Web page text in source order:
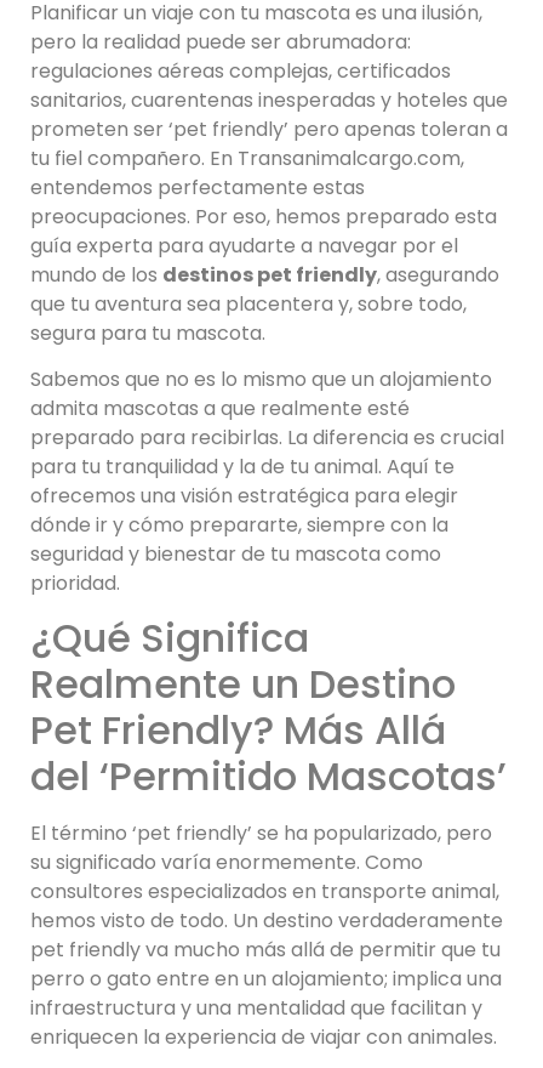
Planificar un viaje con tu mascota es una ilusión,
pero la realidad puede ser abrumadora:
regulaciones aéreas complejas, certificados
sanitarios, cuarentenas inesperadas y hoteles que
prometen ser ‘pet friendly’ pero apenas toleran a
tu fiel compañero. En Transanimalcargo.com,
entendemos perfectamente estas
preocupaciones. Por eso, hemos preparado esta
guía experta para ayudarte a navegar por el
mundo de los destinos pet friendly, asegurando
que tu aventura sea placentera y, sobre todo,
segura para tu mascota.
Sabemos que no es lo mismo que un alojamiento
admita mascotas a que realmente esté
preparado para recibirlas. La diferencia es crucial
para tu tranquilidad y la de tu animal. Aquí te
ofrecemos una visión estratégica para elegir
dónde ir y cómo prepararte, siempre con la
seguridad y bienestar de tu mascota como
prioridad.
¿Qué Significa
Realmente un Destino
Pet Friendly? Más Allá
del ‘Permitido Mascotas’
El término ‘pet friendly’ se ha popularizado, pero
su significado varía enormemente. Como
consultores especializados en transporte animal,
hemos visto de todo. Un destino verdaderamente
pet friendly va mucho más allá de permitir que tu
perro o gato entre en un alojamiento; implica una
infraestructura y una mentalidad que facilitan y
enriquecen la experiencia de viajar con animales.